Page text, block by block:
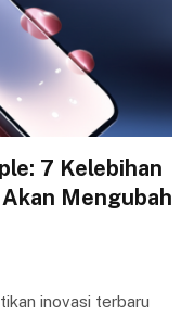
7 Kelebihan
Mengubah
inovasi terbaru